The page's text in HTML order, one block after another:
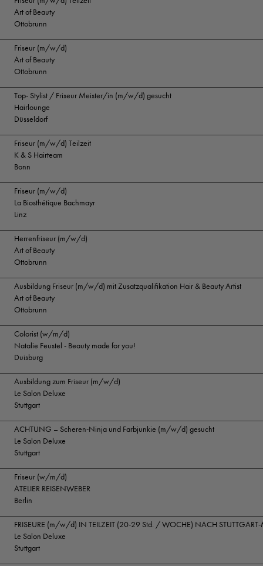
Art of Beauty
Ottobrunn
Friseur (m/w/d)
Art of Beauty
Ottobrunn
Top- Stylist / Friseur Meister/in (m/w/d) gesucht
Hairlounge
Düsseldorf
Friseur (m/w/d) Teilzeit
K & S Hairteam
Bonn
Friseur (m/w/d)
La Biosthétique Bachmayr
Linz
Herrenfriseur (m/w/d)
Art of Beauty
Ottobrunn
Ausbildung Friseur (m/w/d) mit Zusatzqualifikation Hair & Beauty Artist
Art of Beauty
Ottobrunn
Colorist (w/m/d)
Natalie Feustel - Beauty made for you!
Duisburg
Ausbildung zum Friseur (m/w/d)
Le Salon Deluxe
Stuttgart
ACHTUNG – Scheren-Ninja und Farbjunkie (m/w/d) gesucht
Le Salon Deluxe
Stuttgart
Friseur (w/m/d)
ATELIER REISENWEBER
Berlin
FRISEURE (m/w/d) IN TEILZEIT (20-29 Std. / WOCHE) NACH STUTTGART-
Le Salon Deluxe
Stuttgart